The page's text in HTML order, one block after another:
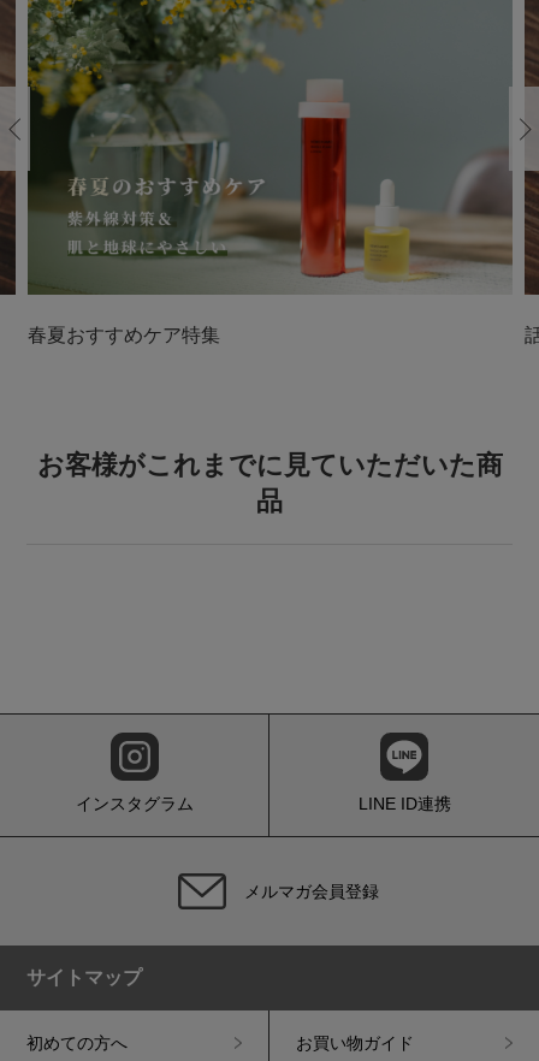
Previous
春夏おすすめケア特集
お客様がこれまでに見ていただいた商
品
インスタグラム LINE ID連携
メルマガ会員登録
サイトマップ
初めての方へ お買い物ガイド